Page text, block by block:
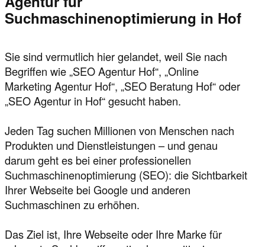
Suchmaschinenoptimierung in Hof
Sie sind vermutlich hier gelandet, weil Sie nach
Begriffen wie „SEO Agentur Hof“, „Online
Marketing Agentur Hof“, „SEO Beratung Hof“ oder
„SEO Agentur in Hof“ gesucht haben.
Jeden Tag suchen Millionen von Menschen nach
Produkten und Dienstleistungen – und genau
darum geht es bei einer professionellen
Suchmaschinenoptimierung (SEO): die Sichtbarkeit
Ihrer Webseite bei Google und anderen
Suchmaschinen zu erhöhen.
Das Ziel ist, Ihre Webseite oder Ihre Marke für